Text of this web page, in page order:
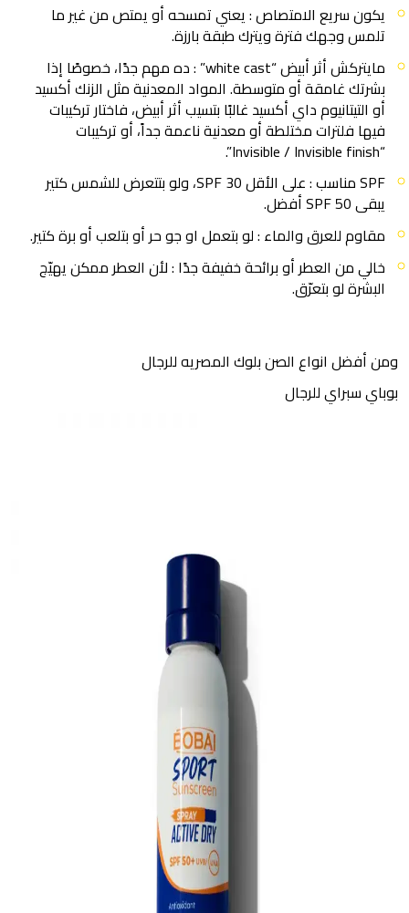
يكون سريع الامتصاص : يعني تمسحه أو يمتص من غير ما
تلمس وجهك فترة ويترك طبقة بارزة.
مايتركش أثر أبيض “white cast” : ده مهم جدًا، خصوصًا إذا
بشرتك غامقة أو متوسطة. المواد المعدنية مثل الزنك أكسيد
أو التيتانيوم داي أكسيد غالبًا بتسيب أثر أبيض، فاختار تركيبات
فيها فلترات مختلطة أو معدنية ناعمة جداً، أو تركيبات
“Invisible / Invisible finish”.
SPF مناسب : على الأقل SPF 30، ولو بتتعرض للشمس كتير
يبقى SPF 50 أفضل.
مقاوم للعرق والماء : لو بتعمل او جو حر أو بتلعب أو برة كتير.
خالي من العطر أو برائحة خفيفة جدًا : لأن العطر ممكن يهيّج
البشرة لو بتعرّق.
ومن أفضل انواع الصن بلوك المصريه للرجال
بوباي سبراي للرجال